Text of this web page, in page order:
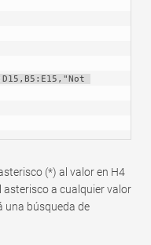
(*) al valor en H4
asterisco a cualquier valor
una búsqueda de